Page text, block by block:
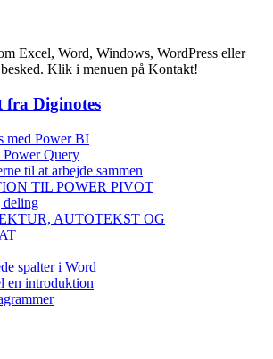
Excel, Word, Windows, WordPress eller
besked. Klik i menuen på Kontakt!
fra Diginotes
med Power BI
Query
til at arbejde sammen
TIL POWER PIVOT
deling
AUTOTEKST OG
spalter i Word
en introduktion